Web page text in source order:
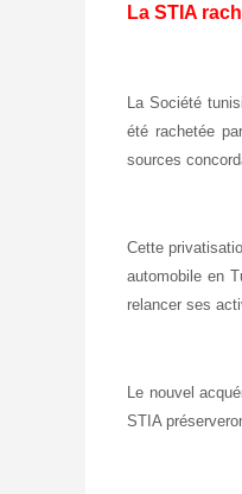
La STIA
La Société
été rachetée
sources
Cette
automobile en
relancer ses
Le nouvel
STIA